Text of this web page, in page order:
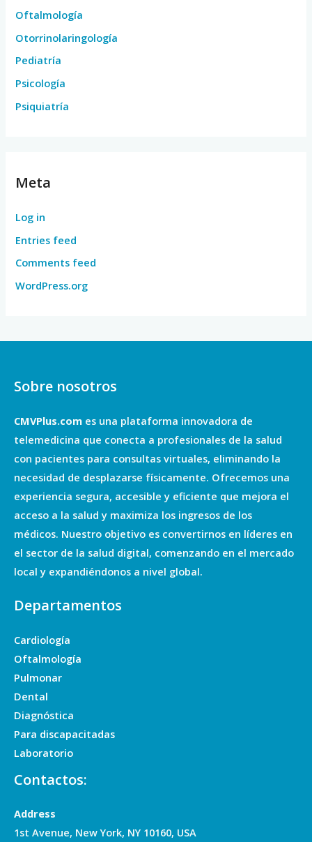
Oftalmología
Otorrinolaringología
Pediatría
Psicología
Psiquiatría
Meta
Log in
Entries feed
Comments feed
WordPress.org
Sobre nosotros
CMVPlus.com es una plataforma innovadora de
telemedicina que conecta a profesionales de la salud
con pacientes para consultas virtuales, eliminando la
necesidad de desplazarse físicamente. Ofrecemos una
experiencia segura, accesible y eficiente que mejora el
acceso a la salud y maximiza los ingresos de los
médicos. Nuestro objetivo es convertirnos en líderes en
el sector de la salud digital, comenzando en el mercado
local y expandiéndonos a nivel global.
Departamentos
Cardiología
Oftalmología
Pulmonar
Dental
Diagnóstica
Para discapacitadas
Laboratorio
Contactos:
Address
1st Avenue, New York, NY 10160, USA